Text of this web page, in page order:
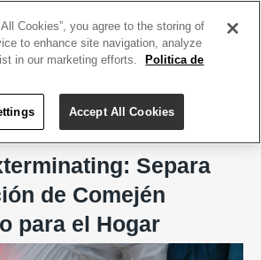
Separa
de Comején
para el Hogar
Cookies”, you agree to the storing of
to enhance site navigation, analyze
in our marketing efforts.
Politica de
Accept All Cookies